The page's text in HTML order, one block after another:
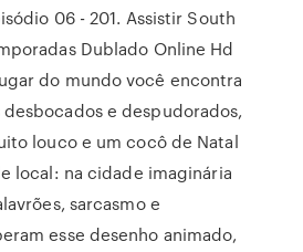
06 - 201. Assistir South
Dublado Online Hd
do mundo você encontra
e despudorados,
louco e um cocô de Natal
local: na cidade imaginária
sarcasmo e
esse desenho animado,